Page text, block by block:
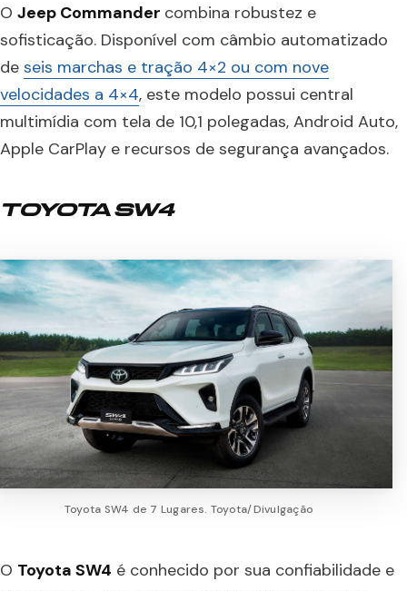
O Jeep Commander combina robustez e
sofisticação. Disponível com câmbio automatizado
de seis marchas e tração 4×2 ou com nove
velocidades a 4×4, este modelo possui central
multimídia com tela de 10,1 polegadas, Android Auto,
Apple CarPlay e recursos de segurança avançados.
TOYOTA SW4
Toyota SW4 de 7 Lugares. Toyota/Divulgação
O Toyota SW4 é conhecido por sua confiabilidade e